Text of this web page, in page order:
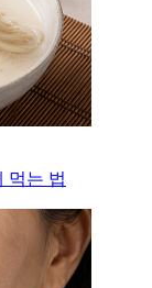
먹는 법